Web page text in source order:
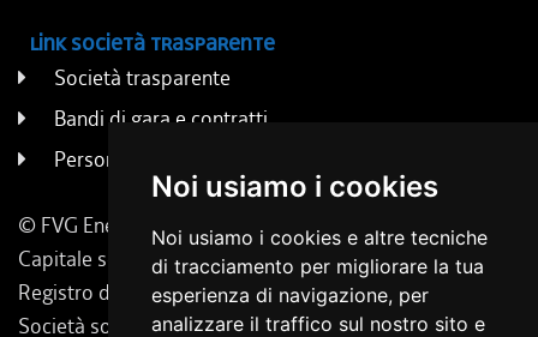
Noi usiamo i cookies
Noi usiamo i cookies e altre tecniche
di tracciamento per migliorare la tua
esperienza di navigazione, per
analizzare il traffico sul nostro sito e
Link società trasparente
Società trasparente
Bandi di gara e contratti
Persone e uffici
© FVG Energia S.p.A. - Tutti i diritti riservati
Capitale sociale 130.000 € i.v. | Codice Fiscale, Iscrizione
Registro delle Imprese di Udine 02431160304
Società soggetta a direzione e coordinamento da parte